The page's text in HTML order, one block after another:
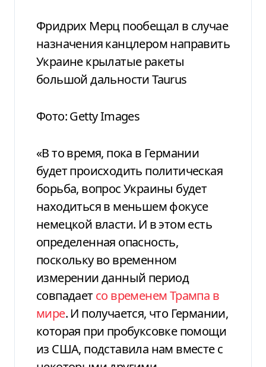
Фридрих Мерц пообещал в случае
назначения канцлером направить
Украине крылатые ракеты
большой дальности Taurus
Фото: Getty Images
«В то время, пока в Германии
будет происходить политическая
борьба, вопрос Украины будет
находиться в меньшем фокусе
немецкой власти. И в этом есть
определенная опасность,
поскольку во временном
измерении данный период
совпадаетсо временем Трампа в
мире. И получается, что Германии,
которая при пробуксовке помощи
из США, подставила нам вместе с